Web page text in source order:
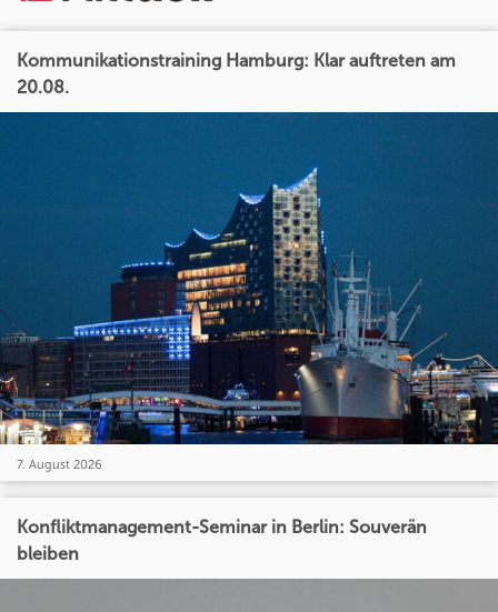
Kommunikationstraining Hamburg: Klar auftreten am
20.08.
7. August 2026
Konfliktmanagement-Seminar in Berlin: Souverän
bleiben